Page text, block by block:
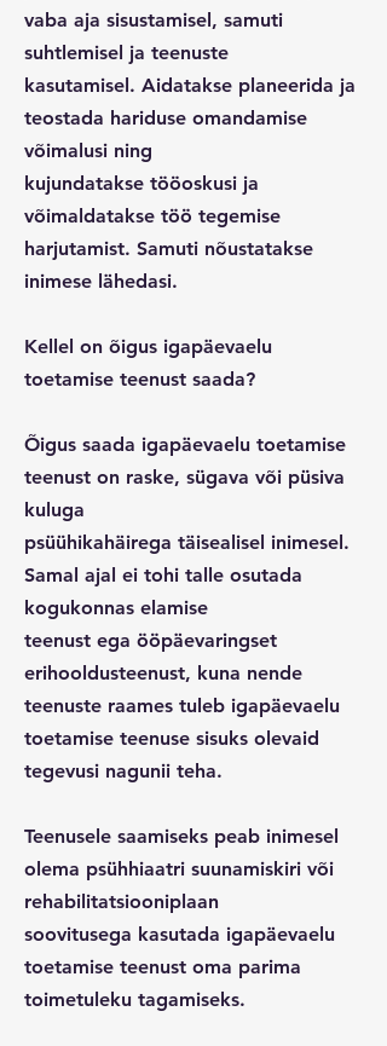
vaba aja sisustamisel, samuti
suhtlemisel ja teenuste
kasutamisel. Aidatakse planeerida ja
teostada hariduse omandamise
võimalusi ning
kujundatakse tööoskusi ja
võimaldatakse töö tegemise
harjutamist. Samuti nõustatakse
inimese lähedasi.
Kellel on õigus igapäevaelu
toetamise teenust saada?
Õigus saada igapäevaelu toetamise
teenust on raske, sügava või püsiva
kuluga
psüühikahäirega täisealisel inimesel.
Samal ajal ei tohi talle osutada
kogukonnas elamise
teenust ega ööpäevaringset
erihooldusteenust, kuna nende
teenuste raames tuleb igapäevaelu
toetamise teenuse sisuks olevaid
tegevusi nagunii teha.
Teenusele saamiseks peab inimesel
olema psühhiaatri suunamiskiri või
rehabilitatsiooniplaan
soovitusega kasutada igapäevaelu
toetamise teenust oma parima
toimetuleku tagamiseks.